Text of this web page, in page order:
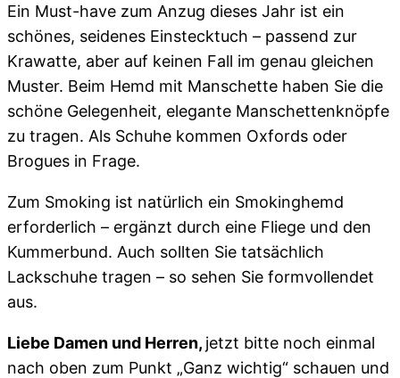
Ein Must-have zum Anzug dieses Jahr ist ein
schönes, seidenes Einstecktuch – passend zur
Krawatte, aber auf keinen Fall im genau gleichen
Muster. Beim Hemd mit Manschette haben Sie die
schöne Gelegenheit, elegante Manschettenknöpfe
zu tragen. Als Schuhe kommen Oxfords oder
Brogues in Frage.
Zum Smoking ist natürlich ein Smokinghemd
erforderlich – ergänzt durch eine Fliege und den
Kummerbund. Auch sollten Sie tatsächlich
Lackschuhe tragen – so sehen Sie formvollendet
aus.
Liebe Damen und Herren, jetzt bitte noch einmal
nach oben zum Punkt „Ganz wichtig“ schauen und